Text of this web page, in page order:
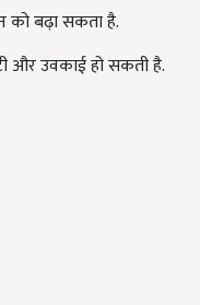
बढ़ा सकता है.
और उवकाई हो सकती है.